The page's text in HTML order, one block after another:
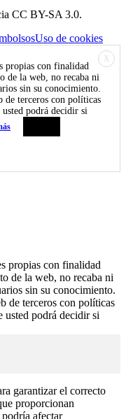
CC BY-SA 3.0.
Uso de cookies
X
propias con finalidad
de la web, no recaba ni
sin su conocimiento.
de terceros con políticas
podrá decidir si
propias con finalidad
de la web, no recaba ni
sin su conocimiento.
de terceros con políticas
usted podrá decidir si
garantizar el correcto
proporcionan
afectar